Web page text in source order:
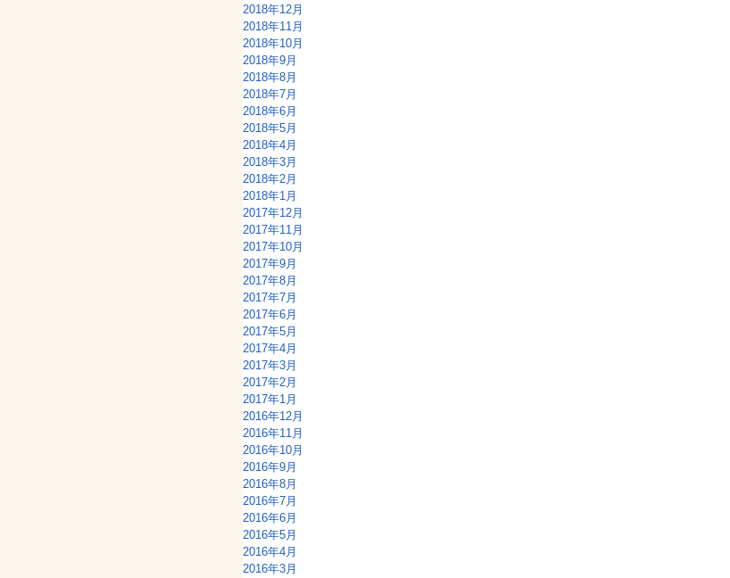
2018年12月
2018年11月
2018年10月
2018年9月
2018年8月
2018年7月
2018年6月
2018年5月
2018年4月
2018年3月
2018年2月
2018年1月
2017年12月
2017年11月
2017年10月
2017年9月
2017年8月
2017年7月
2017年6月
2017年5月
2017年4月
2017年3月
2017年2月
2017年1月
2016年12月
2016年11月
2016年10月
2016年9月
2016年8月
2016年7月
2016年6月
2016年5月
2016年4月
2016年3月